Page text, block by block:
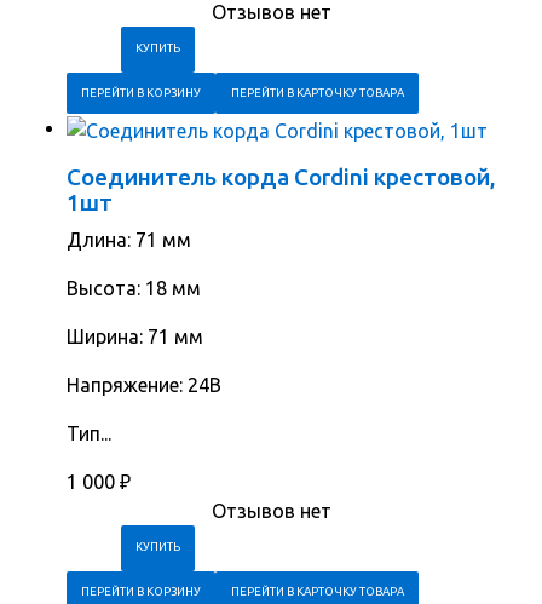
Отзывов нет
ПЕРЕЙТИ В КОРЗИНУ ПЕРЕЙТИ В КАРТОЧКУ ТОВАРА
Соединитель корда Cordini крестовой,
1шт
Длина: 71 мм
Высота: 18 мм
Ширина: 71 мм
Напряжение: 24В
Тип...
1 000 ₽
Отзывов нет
ПЕРЕЙТИ В КОРЗИНУ ПЕРЕЙТИ В КАРТОЧКУ ТОВАРА